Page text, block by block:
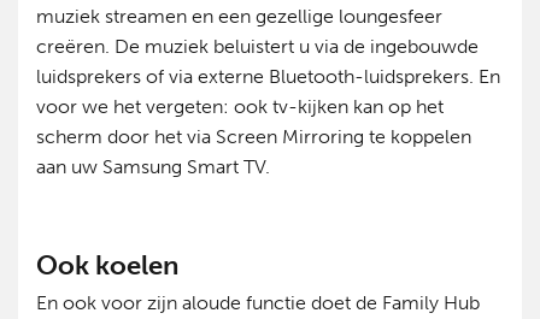
muziek streamen en een gezellige loungesfeer
creëren. De muziek beluistert u via de ingebouwde
luidsprekers of via externe Bluetooth-luidsprekers. En
voor we het vergeten: ook tv-kijken kan op het
scherm door het via Screen Mirroring te koppelen
aan uw Samsung Smart TV.
Ook koelen
En ook voor zijn aloude functie doet de Family Hub